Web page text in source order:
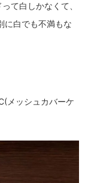
て白しかなくて、
に白でも不満もな
メッシュカバーケ